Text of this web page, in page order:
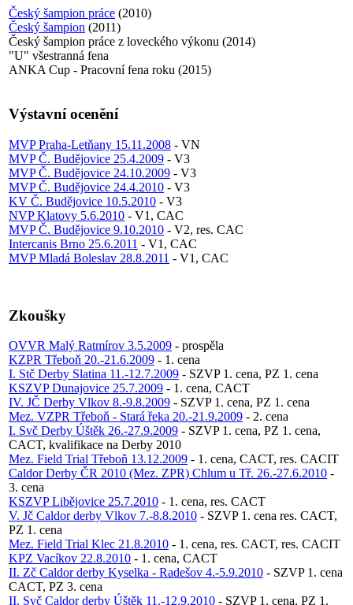
Český šampion práce (2010)
Český šampion (2011)
Český šampion práce z loveckého výkonu (2014)
"U" všestranná fena
ANKA Cup - Pracovní fena roku (2015)
Výstavní ocenění
MVP Praha-Letňany 15.11.2008 - VN
MVP Č. Budějovice 25.4.2009 - V3
MVP Č. Budějovice 24.10.2009 - V3
MVP Č. Budějovice 24.4.2010 - V3
KV Č. Budějovice 10.5.2010 - V3
NVP Klatovy 5.6.2010 - V1, CAC
MVP Č. Budějovice 9.10.2010 - V2, res. CAC
Intercanis Brno 25.6.2011 - V1, CAC
MVP Mladá Boleslav 28.8.2011 - V1, CAC
Zkoušky
OVVR Malý Ratmírov 3.5.2009 - prospěla
KZPR Třeboň 20.-21.6.2009 - 1. cena
I. Stč Derby Slatina 11.-12.7.2009 - SZVP 1. cena, PZ 1. cena
KSZVP Dunajovice 25.7.2009 - 1. cena, CACT
IV. JČ Derby Vlkov 8.-9.8.2009 - SZVP 1. cena, PZ 1. cena
Mez. VZPR Třeboň - Stará řeka 20.-21.9.2009 - 2. cena
I. Svč Derby Úštěk 26.-27.9.2009 - SZVP 1. cena, PZ 1. cena,
CACT, kvalifikace na Derby 2010
Mez. Field Trial Třeboň 13.12.2009 - 1. cena, CACT, res. CACIT
Caldor Derby ČR 2010 (Mez. ZPR) Chlum u Tř. 26.-27.6.2010 -
3. cena
KSZVP Libějovice 25.7.2010 - 1. cena, res. CACT
V. Jč Caldor derby Vlkov 7.-8.8.2010 - SZVP 1. cena res. CACT,
PZ 1. cena
Mez. Field Trial Klec 21.8.2010 - 1. cena, res. CACT, res. CACIT
KPZ Vacíkov 22.8.2010 - 1. cena, CACT
II. Zč Caldor derby Kyselka - Radešov 4.-5.9.2010 - SZVP 1. cena
CACT, PZ 3. cena
II. Svč Caldor derby Úštěk 11.-12.9.2010 - SZVP 1. cena, PZ 1.